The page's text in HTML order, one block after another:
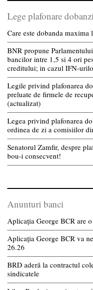
Lege plafonare
Care este dobanda
BNR propune
bancilor intre 1,5 si 4 ori
creditului; in cazul IFN-
Legile privind plafonarea
preluate de firmele de
(actualizat)
Legea privind plafonarea
ordinea de zi a comisiilor
Senatorul Zamfir, despre
bou-i consecvent!
Anunturi banci
Aplicația George BCR are
Aplicația George BCR va
26.26
BRD aderă la contractul
sindicatele